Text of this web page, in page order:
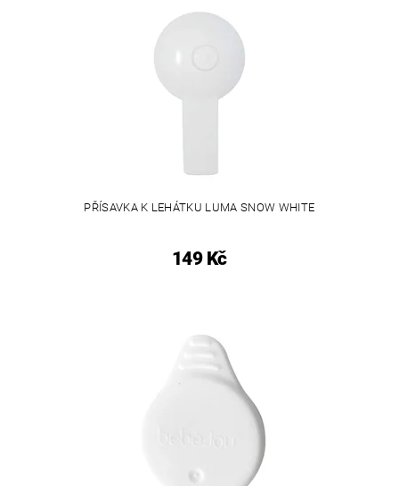
PŘÍSAVKA K LEHÁTKU LUMA SNOW WHITE
149 Kč